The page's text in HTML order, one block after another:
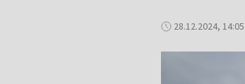
28.12.2024, 14:05